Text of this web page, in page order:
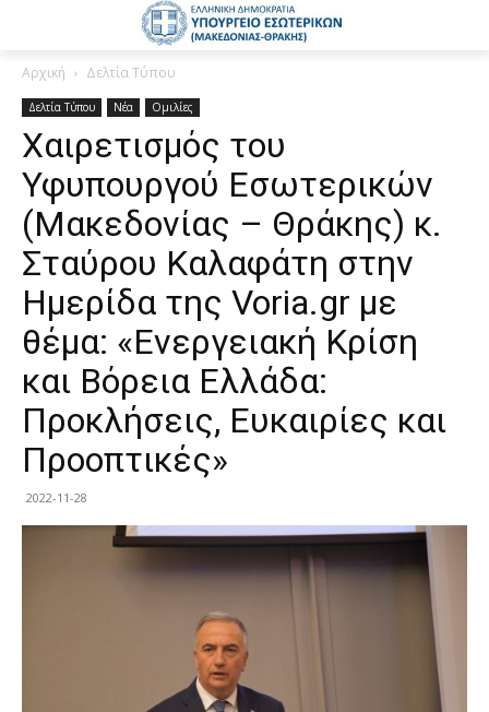
Αρχική Δελτία Τύπου
Δελτία Τύπου Νέα Ομιλίες
Χαιρετισμός του
Υφυπουργού Εσωτερικών
(Μακεδονίας – Θράκης) κ.
Σταύρου Καλαφάτη στην
Ημερίδα της Voria.gr με
θέμα: «Ενεργειακή Κρίση
και Βόρεια Ελλάδα:
Προκλήσεις, Ευκαιρίες και
Προοπτικές»
2022-11-28